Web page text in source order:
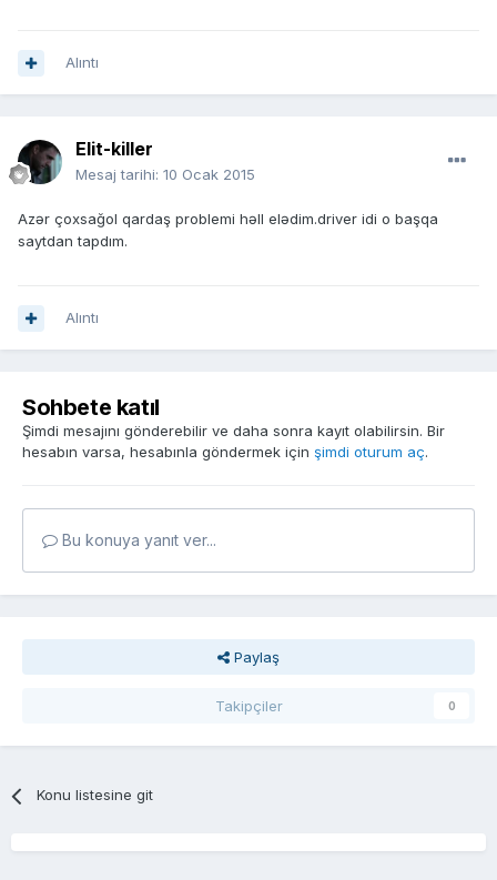
Alıntı
Elit-killer
Mesaj tarihi: 10 Ocak 2015
Azər çoxsağol qardaş problemi həll elədim.driver idi o başqa
saytdan tapdım.
Alıntı
Sohbete katıl
Şimdi mesajını gönderebilir ve daha sonra kayıt olabilirsin. Bir
hesabın varsa, hesabınla göndermek için şimdi oturum aç.
Bu konuya yanıt ver...
Paylaş
Takipçiler 0
Konu listesine git